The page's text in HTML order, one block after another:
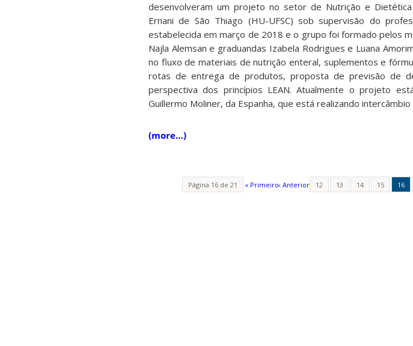
desenvolveram um projeto no setor de Nutrição e
Ernani de São Thiago (HU-UFSC) sob supervisão do
estabelecida em março de 2018 e o grupo foi formado pelos
Najla Alemsan e graduandas Izabela Rodrigues e Luana
no fluxo de materiais de nutrição enteral, suplementos e
rotas de entrega de produtos, proposta de previsão de
perspectiva dos princípios LEAN. Atualmente o projeto
Guillermo Moliner, da Espanha, que está realizando intercâmbio
(more…)
Página 16 de 21 « Primeiro‹ Anterior 12 13 14 15 16